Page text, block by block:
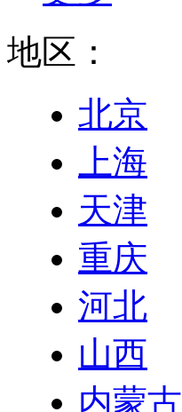
地区：
北京
上海
天津
重庆
河北
山西
内蒙古